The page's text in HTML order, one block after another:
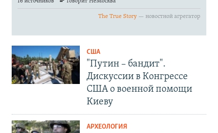
США
"Путин – бандит".
Дискуссии в Конгрессе
США о военной помощи
Киеву
АРХЕОЛОГИЯ